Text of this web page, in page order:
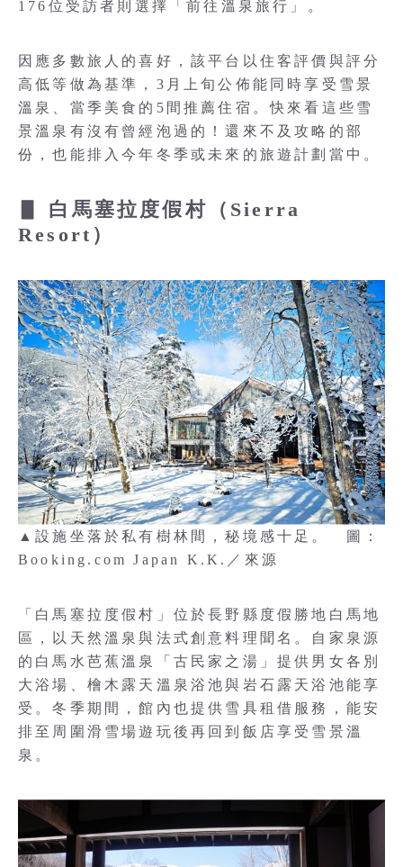
176位受訪者則選擇「前往溫泉旅行」。
因應多數旅人的喜好，該平台以住客評價與評分
高低等做為基準，3月上旬公佈能同時享受雪景
溫泉、當季美食的5間推薦住宿。快來看這些雪
景溫泉有沒有曾經泡過的！還來不及攻略的部
份，也能排入今年冬季或未來的旅遊計劃當中。
▋ 白馬塞拉度假村（Sierra
Resort）
▲設施坐落於私有樹林間，秘境感十足。 圖：
Booking.com Japan K.K.／來源
「白馬塞拉度假村」位於長野縣度假勝地白馬地
區，以天然溫泉與法式創意料理聞名。自家泉源
的白馬水芭蕉溫泉「古民家之湯」提供男女各別
大浴場、檜木露天溫泉浴池與岩石露天浴池能享
受。冬季期間，館內也提供雪具租借服務，能安
排至周圍滑雪場遊玩後再回到飯店享受雪景溫
泉。